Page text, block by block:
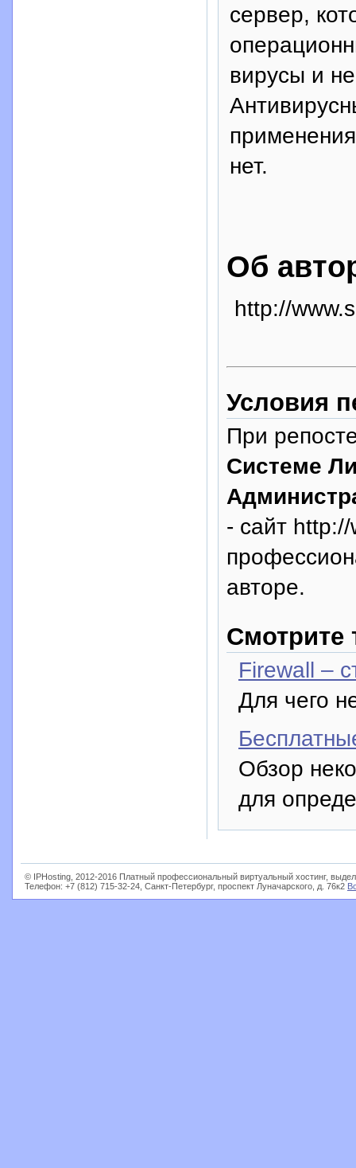
сервер,
вирусы и
нет.
Об
http://
Условия
При
Системе
- сайт
авторе.
Смотрите
Firewall –
Для чего
Обзор
для
© IPHosting, 2012-2016 Платный профессиональный виртуальный хостинг,
Телефон: +7 (812) 715-32-24, Санкт-Петербург, проспект Луначарского, д. 76к2